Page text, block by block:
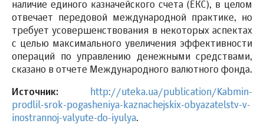
наличие единого казначейского счета (ЕКС), в целом
отвечает передовой международной практике, но
требует усовершенствования в некоторых аспектах
с целью максимального увеличения эффективности
операций по управлению денежными средствами,
сказано в отчете Международного валютного фонда.
Источник:
http://uteka.ua/publication/Kabmin-
prodlil-srok-pogasheniya-kaznachejskix-obyazatelstv-v-
inostrannoj-valyute-do-iyulya.